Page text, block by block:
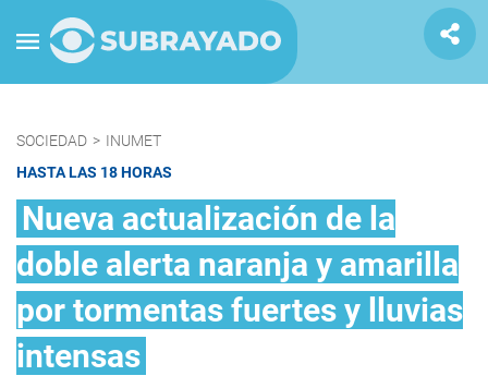
SOCIEDAD > INUMET
HASTA LAS 18 HORAS
Nueva actualización de la
doble alerta naranja y amarilla
por tormentas fuertes y lluvias
intensas